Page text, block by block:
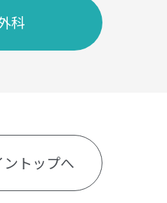
科
トップへ